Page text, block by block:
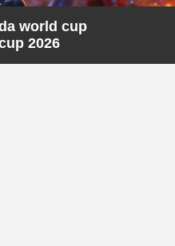
world cup
2026